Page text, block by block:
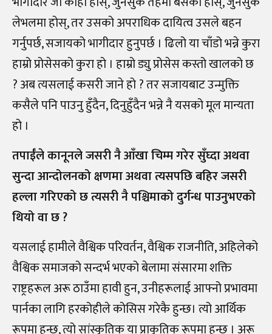
लेभलमा होस्, तर उसको अपराधिक दायित्व उसले बहन
गर्नुपर्छ, सजायको भागीदार हुनुपर्छ । ढिलो या चाँडो भन्ने कुरा
हाम्रो प्रोसेसको कुरा हो । हाम्रो ड्यु प्रोसेस कस्तो खालको छ
? अब त्यसलाई कसरी जाने हो ? तर सजायबाट उन्मुक्ति
कसैले पनि पाउनु हुँदैन, दिनुहुँदैन भन्ने नै यसको मूल मान्यता
हो ।
तपाईँले कानूनले जसरी नै आँखा चिम्म गरेर सुँघ्दा अथवा
सुन्दा आन्दोलनको क्षणमा अथवा त्यसपछि बहिर जसरी
हल्ला गरिएको छ त्यसरी नै पश्चिमाको दुर्गन्ध पाउनुभएको
थियो वा छ ?
यसलाई हामीले वैश्विक परिवर्तन, वैश्विक राजनीति, अहिलेको
वैश्विक समाजको सन्दर्भ भएको बेलामा संसारमा शक्ति
राष्ट्रहरूल अरू ठाउँमा हावी हुन, उनीहरूलाई आफ्नो प्रभावमा
पार्नका लागि हरकोहीले कोसिस गरेकै हुन्छ। त्यो आर्थिक
रूपमा हुन्छ, त्यो सांस्कृतिक या प्राकृतिक रूपमा हुन्छ । अरू